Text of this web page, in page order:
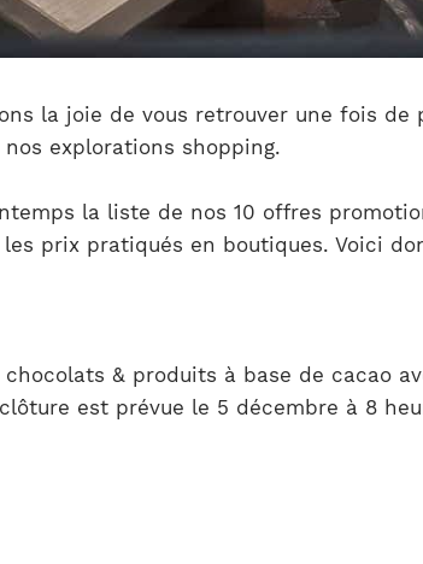
la joie de vous retrouver une fois
explorations shopping.
la liste de nos 10 offres
les prix pratiqués en boutiques. Voici
& produits à base de cacao
est prévue le 5 décembre à 8